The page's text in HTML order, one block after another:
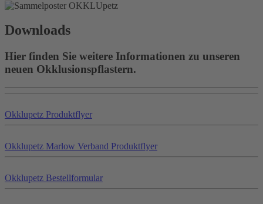
Downloads
Hier finden Sie weitere Informationen zu unseren
neuen Okklusionspflastern.
Okklupetz Produktflyer
Okklupetz Marlow Verband Produktflyer
Okklupetz Bestellformular